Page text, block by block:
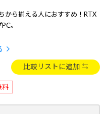
から揃える人におすすめ！RTX
。
比較リストに追加
料